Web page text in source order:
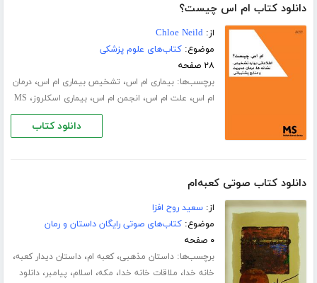
دانلود کتاب ام اس چیست؟
از:Chloe Neild
موضوع:کتاب‌های علوم پزشکی
۲۸ صفحه
برچسب‌ها:بیماری ام اس، تشخیص بیماری ام اس،درمان
ام اس، علت ام اس، انجمن ام اس،بیماری اسکلروز، MS
دانلود کتاب
دانلود کتاب صوتی کعبه‌ام
از:سعید روح افزا
موضوع:کتاب‌های صوتی رایگان داستان و رمان
۰ صفحه
برچسب‌ها:داستان مذهبی،کعبه ام،داستان دیدار کعبه،
خانه خدا، ملاقات خانه خدا، مکه، اسلام، پیامبر،دانلود